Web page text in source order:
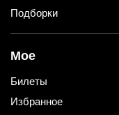
Подборки
Мое
Билеты
Избранное